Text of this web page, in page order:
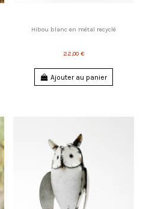
Hibou blanc en métal recyclé
22,00 €
Ajouter au panier